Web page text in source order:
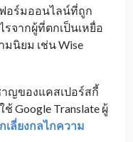
อร์มออนไลน์ที่ถูก
จากผู้ที่ตกเป็นเหยื่อ
นิยม เช่น Wise
ญของแคสเปอร์สกี้
Google Translate ผู้
เลี่ยงกลไกความ